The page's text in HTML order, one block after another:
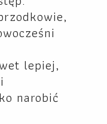
lepiej,
narobić